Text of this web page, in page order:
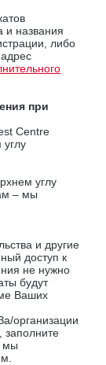
и названия
либо
при
Centre
углу
– мы
и другие
доступ к
не нужно
будут
Ваших
организации
заполните
мы